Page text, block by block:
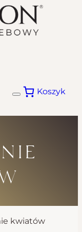
Koszyk
kwiatów